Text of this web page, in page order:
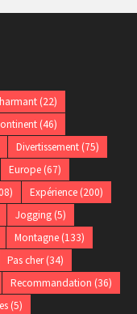
(22)
(46)
Divertissement(75)
Europe(67)
Expérience(200)
Jogging(5)
Montagne(133)
Pas cher(34)
Recommandation (36)
(5)